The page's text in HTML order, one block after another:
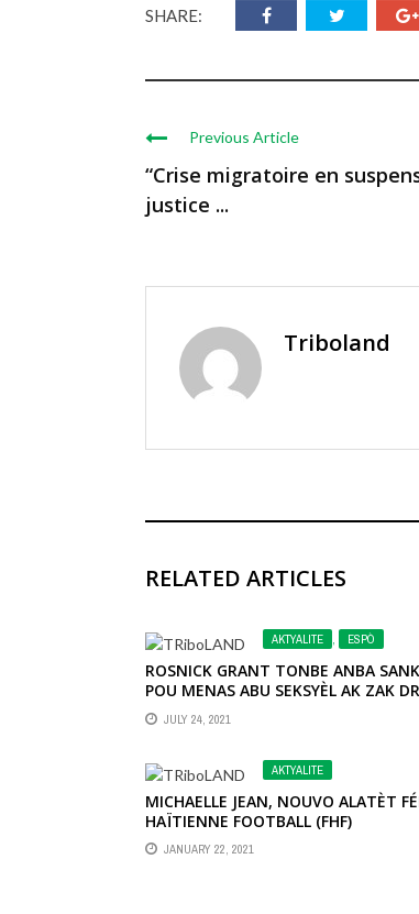
SHARE:
Previous Article
“Crise migratoire en
justice ...
Triboland
RELATED ARTICLES
AKTYALITE , ESPÒ
ROSNICK GRANT TONBE ANBA
POU MENAS ABU SEKSYÈL AK ZAK
ABIT FANM YO NAN PEYI DAYITI
JULY 24, 2021
AKTYALITE
MICHAELLE JEAN, NOUVO ALATÈT
HAÏTIENNE FOOTBALL (FHF)
JANUARY 22, 2021